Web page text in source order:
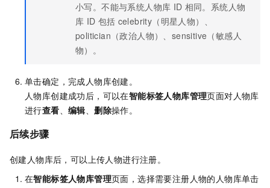
小写。不能与系统人物库 ID 相同。系统人物
库 ID 包括 celebrity（明星人物）、
politician（政治人物）、sensitive（敏感人
物）。
单击确定，完成人物库创建。
人物库创建成功后，可以在智能标签人物库管理页面对人物库
进行查看、编辑、删除操作。
后续步骤
创建人物库后，可以上传人物进行注册。
在智能标签人物库管理页面，选择需要注册人物的人物库单击